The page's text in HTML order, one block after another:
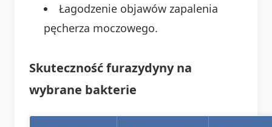
Łagodzenie objawów zapalenia
pęcherza moczowego.
Skuteczność furazydyny na
wybrane bakterie